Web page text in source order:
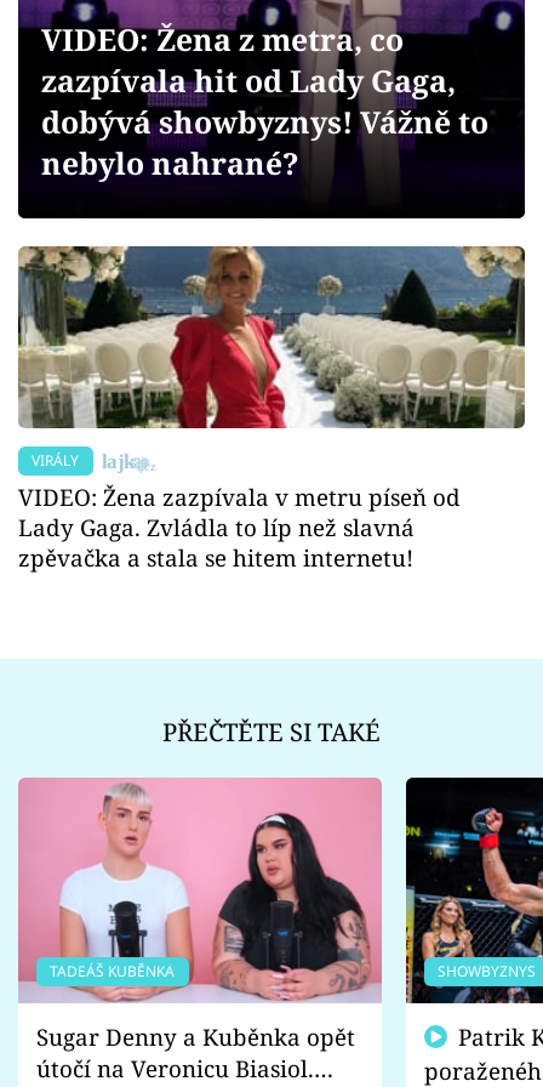
Sledujte prima+
Sledujte nás
VIDEO: Žena z metra, co
zazpívala hit od Lady Gaga,
dobývá showbyznys! Vážně to
nebylo nahrané?
VIRÁLY
VIDEO: Žena zazpívala v metru píseň od
Lady Gaga. Zvládla to líp než slavná
zpěvačka a stala se hitem internetu!
PŘEČTĚTE SI TAKÉ
TADEÁŠ KUBĚNKA
Sugar Denny a Kuběnka opět
útočí na Veronicu Biasiol.
SHOWBYZNYS